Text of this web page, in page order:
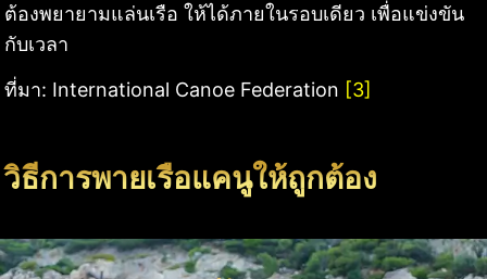
ต้องพยายามแล่นเรือ ให้ได้ภายในรอบเดียว เพื่อแข่งขัน
กับเวลา
ที่มา: International Canoe Federation [3]
วิธีการพายเรือแคนูให้ถูกต้อง